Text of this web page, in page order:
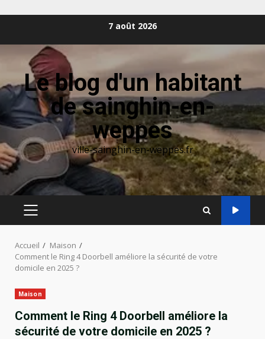
7 août 2026
Le blog d'un habitant
de sainghin-en-
weppes
ville-sainghin-en-weppes.fr
MENU
Accueil
Maison
Comment le Ring 4 Doorbell améliore la sécurité de votre
domicile en 2025 ?
Maison
Comment le Ring 4 Doorbell améliore la
sécurité de votre domicile en 2025 ?